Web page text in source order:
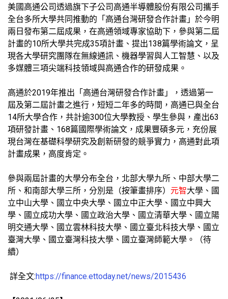
美國高通公司透過旗下子公司高通半導體股份有限公司攜手
全台多所大學共同推動的「高通台灣研發合作計畫」於今明
兩日發布第二屆成果，在高通領域專家協助下，參與第二屆
計畫的10所大學共完成35項計畫、提出138篇學術論文，呈
現各大學研究團隊在無線通訊、機器學習與人工智慧、以及
多媒體三項尖端科技領域與高通合作的研發成果。
高通於2019年推出「高通台灣研發合作計畫」，透過第一
屆及第二屆計畫之進行，短短二年多的時間，高通已與全台
14所大學合作，共計逾300位大學教授、學生參與，產出63
項研發計畫、168篇國際學術論文，成果豐碩多元，充份展
現台灣在基礎科學研究及創新研發的競爭實力，高通對此項
計畫成果，高度肯定。
參與兩屆計畫的大學分布全台，北部大學九所、中部大學二
所、和南部大學三所，分別是（按筆畫排序） 元智大學、國
立中山大學、國立中央大學、國立中正大學、國立中興大
學、國立成功大學、國立政治大學、國立清華大學、國立陽
明交通大學、國立雲林科技大學、國立臺北科技大學、國立
臺灣大學、國立臺灣科技大學、國立臺灣師範大學。（待
續）
詳全文:https://finance.ettoday.net/news/2015436